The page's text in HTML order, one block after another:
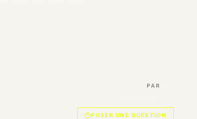
PAR
POSER UNE QUESTION